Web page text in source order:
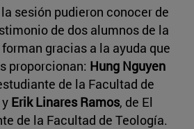
sesión pudieron conocer de
de dos alumnos de la
gracias a la ayuda que
proporcionan: Hung Nguyen
de la Facultad de
Erik Linares Ramos, de El
de la Facultad de Teología.